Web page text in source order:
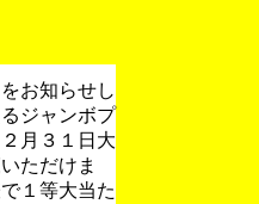
お知らせし
ジャンボプ
月３１日大
ただけま
１等大当た